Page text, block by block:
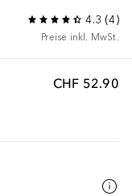
4.3 (4)
Preise inkl. MwSt.
CHF 52.90